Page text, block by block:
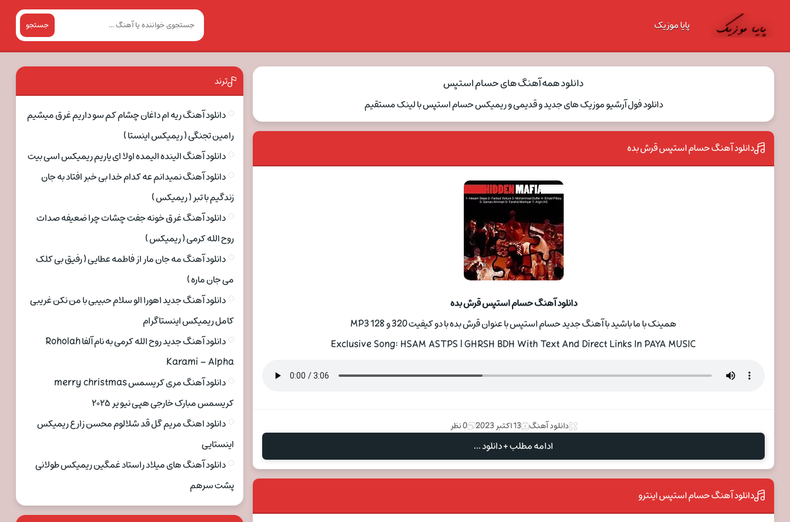
پایا موزیک جستجو
دانلود همه آهنگ های حسام استپس
دانلود فول آرشیو موزیک های جدید و قدیمی و ریمیکس حسام استپس با لینک مستقیم
دانلود آهنگ حسام استپس قرش بده
دانلود آهنگ حسام استپس قرش بده
همینک با ما باشید با آهنگ جدید حسام استپس با عنوان قرش بده با دو کیفیت 320 و 128 MP3
Exclusive Song: HSAM ASTPS | GHRSH BDH With Text And Direct Links In PAYA MUSIC
دانلود آهنگ 13 اکتبر 2023 0 نظر
ادامه مطلب + دانلود ...
دانلود آهنگ حسام استپس اینترو
ترند
دانلود آهنگ ریه ام داغان چشام کم سو داریم غرق میشیم
رامین تجنگی ( ریمیکس اینستا )
دانلود آهنگ الینده الیمده اولا ای یاریم ریمیکس اسی بیت
دانلود آهنگ نمیدانم عه کدام خدا بی خبر افتاد به جان
زندگیم با تبر ( ریمیکس )
دانلود آهنگ غرق خونه جفت چشات چرا ضعیفه صدات
روح الله کرمی ( ریمیکس )
دانلود آهنگ مه جان مار از فاطمه عطایی ( رفیق بی کلک
می جان ماره )
دانلود آهنگ جدید اهورا الو سلام حبیبی با من نکن غریبی
کامل ریمیکس اینستاگرام
دانلود آهنگ جدید روح الله کرمی به نام آلفا Roholah
Karami – Alpha
دانلود آهنگ مری کریسمس merry christmas
کریسمس مبارک خارجی هپی نیو یر ۲۰۲۵
دانلود اهنگ مریم گل قد شلالوم محسن زارع ریمیکس
اینستایی
دانلود آهنگ های میلاد راستاد غمگین ریمیکس طولانی
پشت سرهم